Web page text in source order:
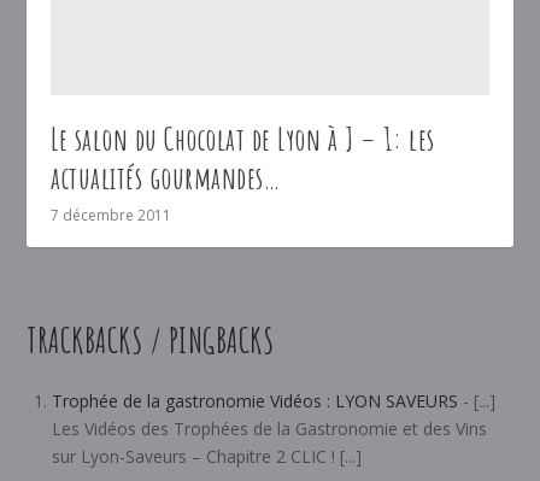
Le salon du Chocolat de Lyon à J – 1: les
actualités gourmandes…
7 décembre 2011
TRACKBACKS / PINGBACKS
Trophée de la gastronomie Vidéos : LYON SAVEURS - [...]
Les Vidéos des Trophées de la Gastronomie et des Vins
sur Lyon-Saveurs – Chapitre 2 CLIC ! [...]